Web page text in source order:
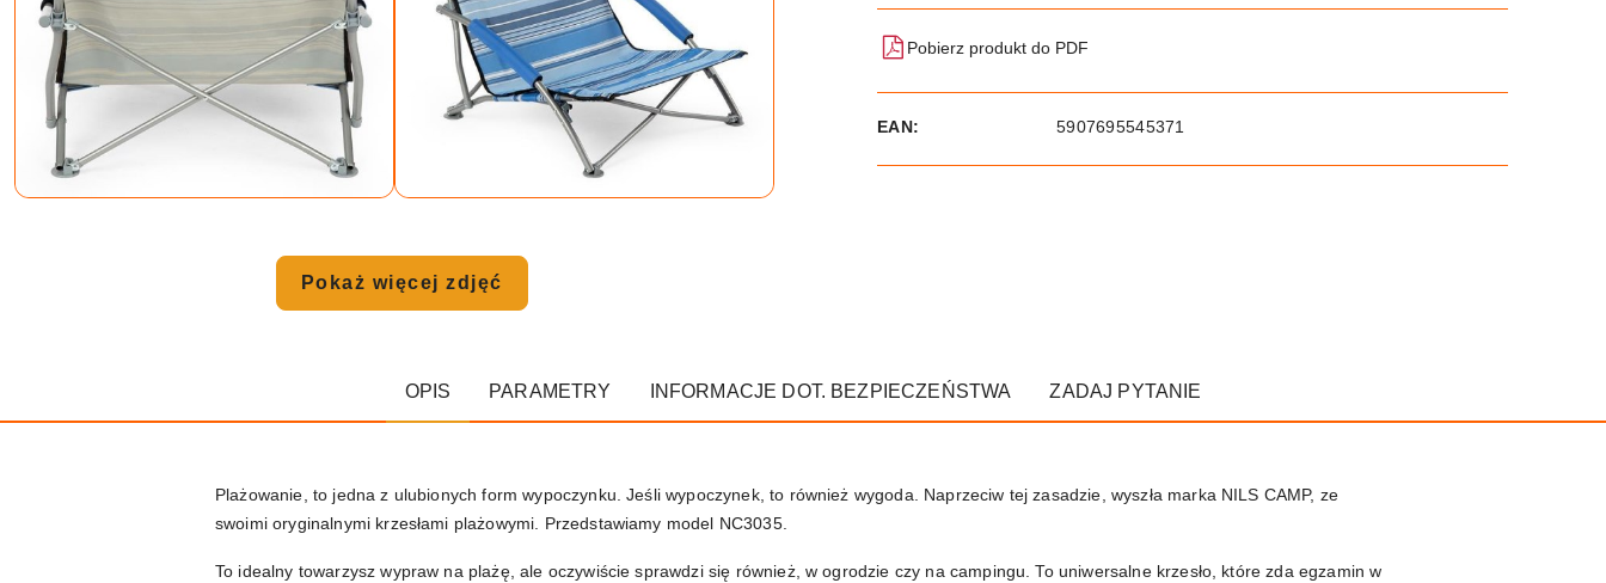
Pokaż więcej zdjęć
Pobierz produkt do PDF
EAN: 5907695545371
OPIS PARAMETRY INFORMACJE DOT. BEZPIECZEŃSTWA ZADAJ PYTANIE
Plażowanie, to jedna z ulubionych form wypoczynku. Jeśli wypoczynek, to również wygoda. Naprzeciw tej zasadzie, wyszła marka NILS CAMP, ze
swoimi oryginalnymi krzesłami plażowymi. Przedstawiamy model NC3035.
To idealny towarzysz wypraw na plażę, ale oczywiście sprawdzi się również, w ogrodzie czy na campingu. To uniwersalne krzesło, które zda egzamin w